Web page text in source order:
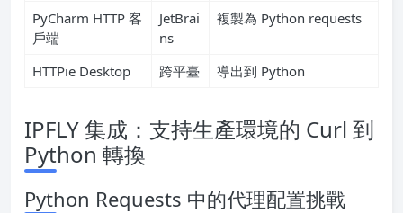
PyCharm HTTP 客
戶端
JetBrai
ns
複製為 Python requests
HTTPie Desktop 跨平臺 導出到 Python
IPFLY 集成：支持生產環境的 Curl 到
Python 轉換
Python Requests 中的代理配置挑戰